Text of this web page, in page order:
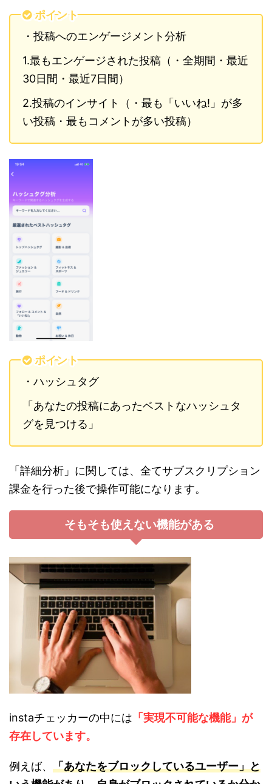
ポイント
・投稿へのエンゲージメント分析
1.最もエンゲージされた投稿（・全期間・最近
30日間・最近7日間）
2.投稿のインサイト（・最も「いいね!」が多
い投稿・最もコメントが多い投稿）
ポイント
・ハッシュタグ
「あなたの投稿にあったベストなハッシュタ
グを見つける」
「詳細分析」に関しては、全てサブスクリプション
課金を行った後で操作可能になります。
そもそも使えない機能がある
instaチェッカーの中には 「実現不可能な機能」が
存在しています。
例えば、 「あなたをブロックしているユーザー」と